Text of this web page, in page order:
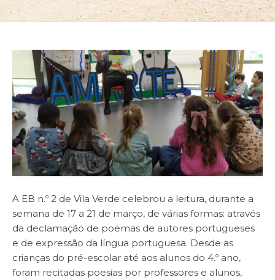
A EB n.º 2 de Vila Verde celebrou a leitura, durante a
semana de 17 a 21 de março, de várias formas: através
da declamação de poemas de autores portugueses
e de expressão da língua portuguesa. Desde as
crianças do pré-escolar até aos alunos do 4.º ano,
foram recitadas poesias por professores e alunos,